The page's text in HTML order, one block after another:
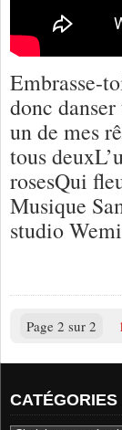
Embrasse-
donc
un de mes
tous
rosesQui
Musique
studio
Page 2 sur 2 1
CATÉGORIES